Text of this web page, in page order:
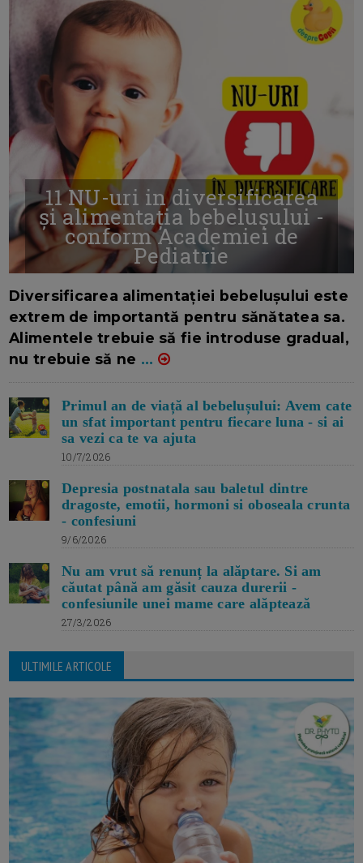
11 NU-uri in diversificarea
și alimentația bebelușului -
conform Academiei de
Pediatrie
Diversificarea alimentației bebelușului este
extrem de importantă pentru sănătatea sa.
Alimentele trebuie să fie introduse gradual,
nu trebuie să ne ...
Primul an de viață al bebelușului: Avem cate
un sfat important pentru fiecare luna - si ai
sa vezi ca te va ajuta
10/7/2026
Depresia postnatala sau baletul dintre
dragoste, emotii, hormoni si oboseala crunta
- confesiuni
9/6/2026
Nu am vrut să renunț la alăptare. Si am
căutat până am găsit cauza durerii -
confesiunile unei mame care alăptează
27/3/2026
ULTIMILE ARTICOLE